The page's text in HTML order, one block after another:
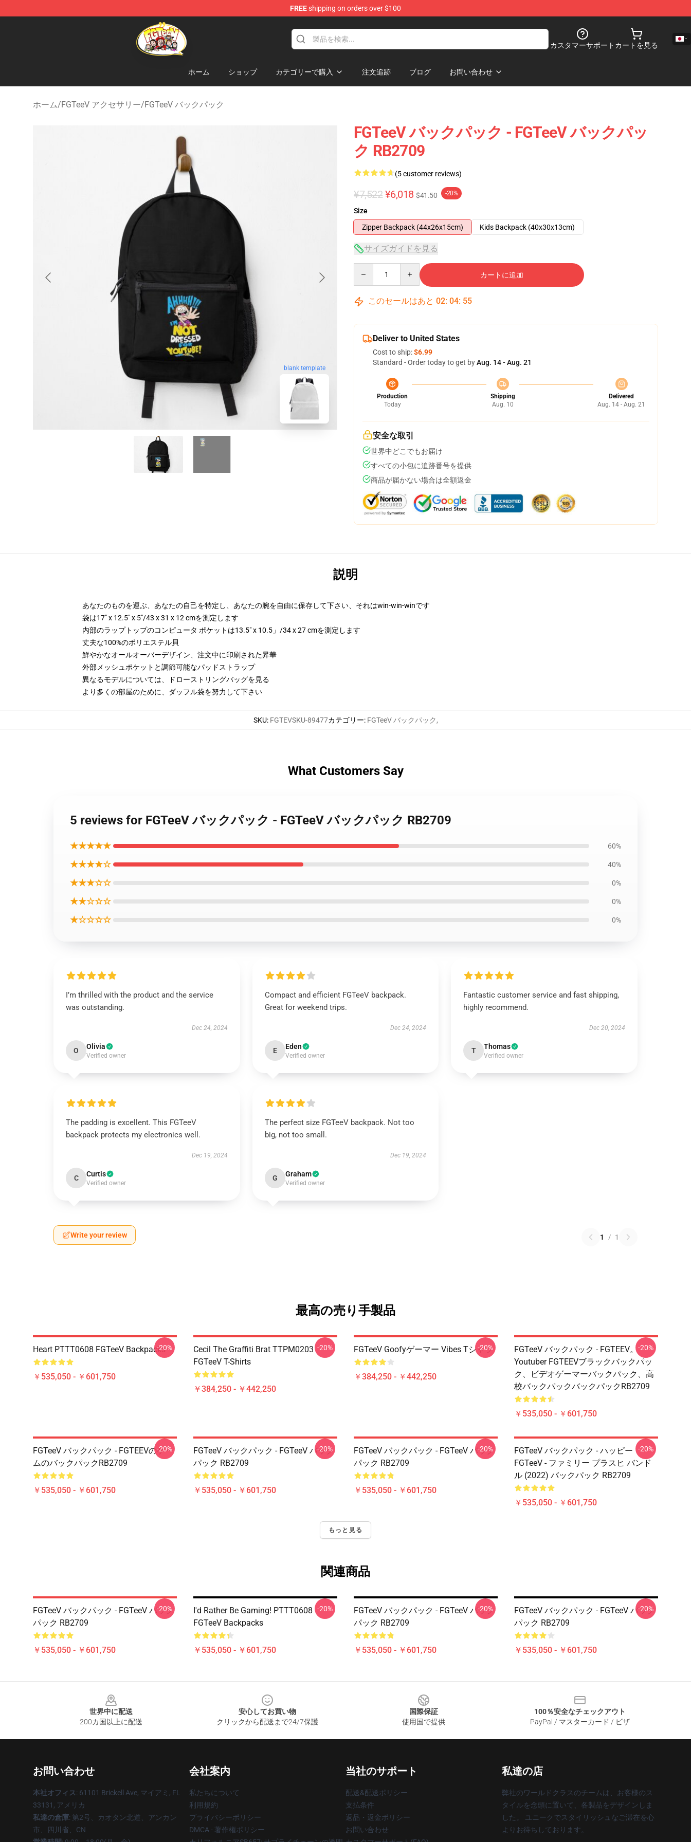
FREEshipping on orders over $100
FGTeeV Store - Official FGTeeV Merchandise Shop
カスタマーサポート カートを見る
ホーム ショップ カテゴリーで購入 注文追跡 ブログ お問い合わせ
ホーム/FGTeeV アクセサリー/FGTeeV バックパック
blank template
FGTeeV バックパック - FGTeeV バックパッ
ク RB2709
(5 customer reviews)
¥7,522 ¥6,018 $41.50 -20%
Size
Zipper Backpack (44x26x15cm)
Kids Backpack (40x30x13cm)
サイズガイドを見る
カートに追加
このセールはあと 02: 04: 54
Deliver to United States
Cost to ship:$6.99
Standard - Order today to get byAug. 14 - Aug. 21
Production
Today
Shipping
Aug. 10
Delivered
Aug. 14 - Aug. 21
安全な取引
世界中どこでもお届け
すべての小包に追跡番号を提供
商品が届かない場合は全額返金
説明
あなたのものを運ぶ、あなたの自己を特定し、あなたの腕を自由に保存して下さい、それはwin-win-winです
袋は17" x 12.5" x 5"/43 x 31 x 12 cmを測定します
内部のラップトップのコンピュータ ポケットは13.5" x 10.5」/34 x 27 cmを測定します
丈夫な100%のポリエステル貝
鮮やかなオールオーバーデザイン、注文中に印刷された昇華
外部メッシュポケットと調節可能なパッドストラップ
異なるモデルについては、ドローストリングバッグを見る
より多くの部屋のために、ダッフル袋を努力して下さい
SKU: FGTEVSKU-89477カテゴリー: FGTeeV バックパック,
What Customers Say
5 reviews for FGTeeV バックパック - FGTeeV バックパック RB2709
★★★★★ 60%
★★★★☆ 40%
★★★☆☆ 0%
★★☆☆☆ 0%
★☆☆☆☆ 0%
I’m thrilled with the product and the service
was outstanding.
Dec 24, 2024
O Olivia
Verified owner
Compact and efficient FGTeeV backpack.
Great for weekend trips.
Dec 24, 2024
E Eden
Verified owner
Fantastic customer service and fast shipping,
highly recommend.
Dec 20, 2024
T Thomas
Verified owner
The padding is excellent. This FGTeeV
backpack protects my electronics well.
Dec 19, 2024
C Curtis
Verified owner
The perfect size FGTeeV backpack. Not too
big, not too small.
Dec 19, 2024
G Graham
Verified owner
Write your review 1 / 1
最高の売り手製品
Heart PTTT0608 FGTeeV Backpacks
￥535,050 - ￥601,750
-20%
Cecil The Graffiti Brat TTPM0203
FGTeeV T-Shirts
￥384,250 - ￥442,250
-20% FGTeeV Goofyゲーマー Vibes Tシャツ
￥384,250 - ￥442,250
-20%
FGTeeV バックパック - FGTEEV。
Youtuber FGTEEVブラックバックパッ
ク、ビデオゲーマーバックパック、高
校バックパックバックパックRB2709
￥535,050 - ￥601,750
-20%
FGTeeV バックパック - FGTEEVのゲー
ムのバックパックRB2709
￥535,050 - ￥601,750
-20%
FGTeeV バックパック - FGTeeV バック
パック RB2709
￥535,050 - ￥601,750
-20%
FGTeeV バックパック - FGTeeV バック
パック RB2709
￥535,050 - ￥601,750
-20%
FGTeeV バックパック - ハッピー
FGTeeV - ファミリー プラスヒ バンド
ル (2022) バックパック RB2709
￥535,050 - ￥601,750
-20%
もっと見る
関連商品
FGTeeV バックパック - FGTeeV バック
パック RB2709
￥535,050 - ￥601,750
-20%
I'd Rather Be Gaming! PTTT0608
FGTeeV Backpacks
￥535,050 - ￥601,750
-20%
FGTeeV バックパック - FGTeeV バック
パック RB2709
￥535,050 - ￥601,750
-20%
FGTeeV バックパック - FGTeeV バック
パック RB2709
￥535,050 - ￥601,750
-20%
世界中に配送
200カ国以上に配送
安心してお買い物
クリックから配送まで24/7保護
国際保証
使用国で提供
100％安全なチェックアウト
PayPal / マスターカード / ビザ
お問い合わせ
本社オフィス: 61101 Brickell Ave, マイアミ, FL
33131, アメリカ
私達の倉庫: 第2号、カオタン北道、アンカン
市、四川省、CN
会社案内
私たちについて
利用規約
プライバシーポリシー
DMCA - 著作権ポリシー
当社のサポート
配送&配送ポリシー
支払条件
返品・返金ポリシー
お問い合わせ
私達の店
弊社のワールドクラスのチームは、お客様のス
タイルを念頭に置いて、各製品をデザインしま
した。 ユニークでスタイリッシュなご滞在を心
よりお待ちしております。